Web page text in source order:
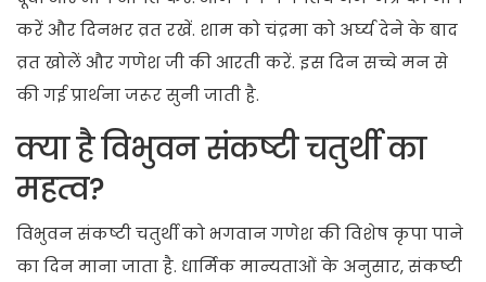
करें और दिनभर व्रत रखें. शाम को चंद्रमा को अर्घ्य देने के बाद
व्रत खोलें और गणेश जी की आरती करें. इस दिन सच्चे मन से
की गई प्रार्थना जरूर सुनी जाती है.
क्या है विभुवन संकष्टी चतुर्थी का
महत्व?
विभुवन संकष्टी चतुर्थी को भगवान गणेश की विशेष कृपा पाने
का दिन माना जाता है. धार्मिक मान्यताओं के अनुसार, संकष्टी